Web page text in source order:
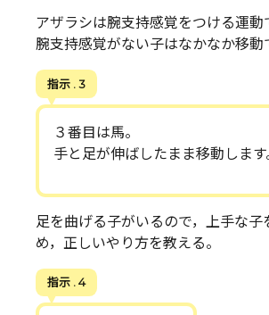
アザラシは腕支持感覚をつける運動
腕支持感覚がない子はなかなか移動
指示 . 3
３番目は馬。
手と足が伸ばしたまま移動します
足を曲げる子がいるので，上手な子
め，正しいやり方を教える。
指示 . 4